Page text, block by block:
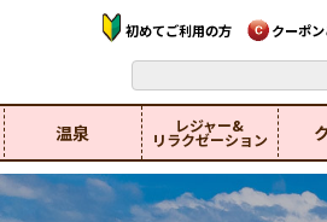
初めてご利用の方 クーポ
温泉 レジャー&
リラクゼーション